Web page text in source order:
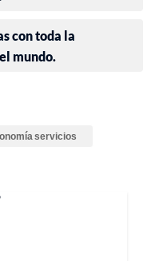
con toda la
mundo.
servicios